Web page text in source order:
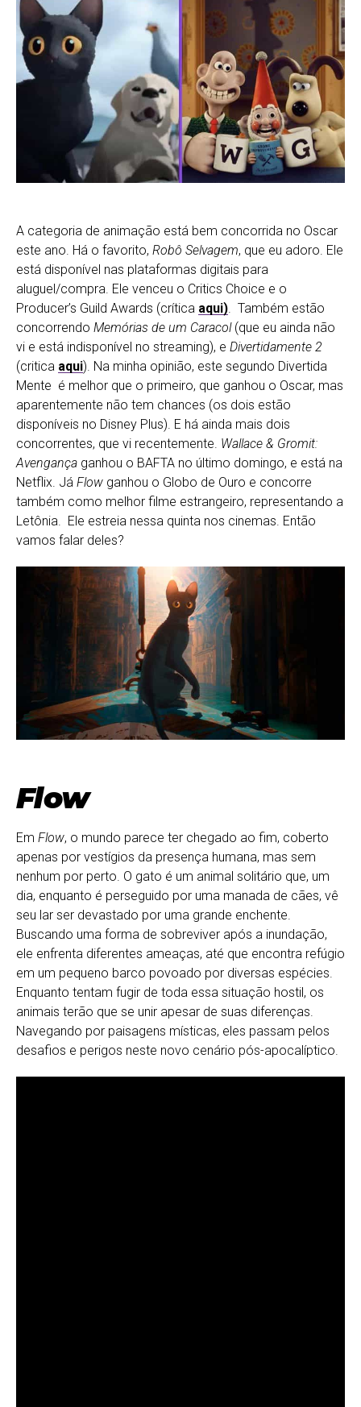
A categoria de animação está bem concorrida no Oscar
este ano. Há o favorito, Robô Selvagem, que eu adoro. Ele
está disponível nas plataformas digitais para
aluguel/compra. Ele venceu o Critics Choice e o
Producer’s Guild Awards (crítica aqui). Também estão
concorrendo Memórias de um Caracol(que eu ainda não
vi e está indisponível no streaming), e Divertidamente 2
(critica aqui). Na minha opinião, este segundo Divertida
Mente é melhor que o primeiro, que ganhou o Oscar, mas
aparentemente não tem chances (os dois estão
disponíveis no Disney Plus). E há ainda mais dois
concorrentes, que vi recentemente. Wallace & Gromit:
Avengança ganhou o BAFTA no último domingo, e está na
Netflix. Já Flow ganhou o Globo de Ouro e concorre
também como melhor filme estrangeiro, representando a
Letônia. Ele estreia nessa quinta nos cinemas. Então
vamos falar deles?
Flow
Em Flow, o mundo parece ter chegado ao fim, coberto
apenas por vestígios da presença humana, mas sem
nenhum por perto. O gato é um animal solitário que, um
dia, enquanto é perseguido por uma manada de cães, vê
seu lar ser devastado por uma grande enchente.
Buscando uma forma de sobreviver após a inundação,
ele enfrenta diferentes ameaças, até que encontra refúgio
em um pequeno barco povoado por diversas espécies.
Enquanto tentam fugir de toda essa situação hostil, os
animais terão que se unir apesar de suas diferenças.
Navegando por paisagens místicas, eles passam pelos
desafios e perigos neste novo cenário pós-apocalíptico.